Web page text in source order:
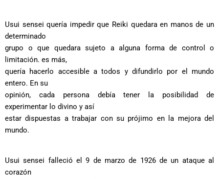
Usui sensei quería impedir que Reiki quedara en manos de un
determinado
grupo o que quedara sujeto a alguna forma de control o
limitación. es más,
quería hacerlo accesible a todos y difundirlo por el mundo
entero. En su
opinión, cada persona debía tener la posibilidad de
experimentar lo divino y así
estar dispuestas a trabajar con su prójimo en la mejora del
mundo.
Usui sensei falleció el 9 de marzo de 1926 de un ataque al
corazón